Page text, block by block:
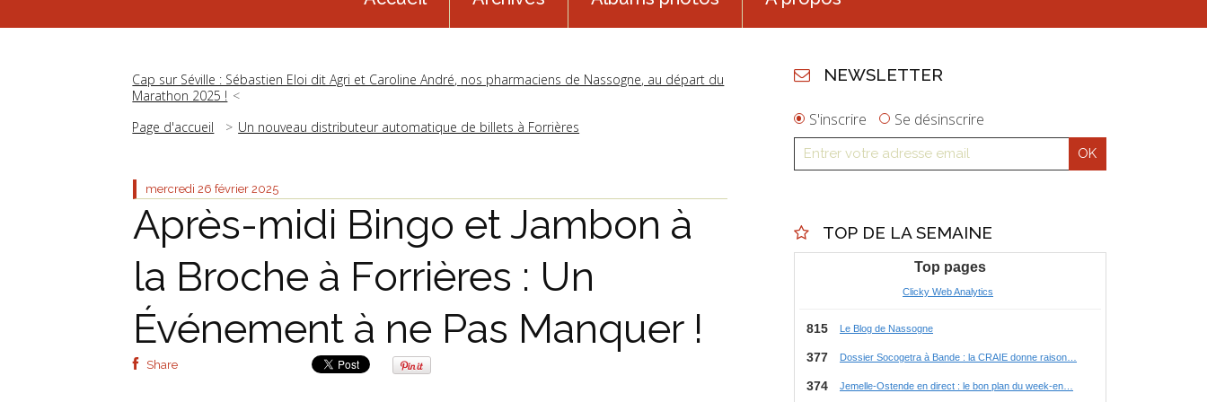
Cap sur Séville : Sébastien Eloi dit Agri et Caroline André, nos pharmaciens de Nassogne, au départ du
Marathon 2025 !
Page d'accueil
Un nouveau distributeur automatique de billets à Forrières
mercredi 26 février 2025
Après-midi Bingo et Jambon à
la Broche à Forrières : Un
Événement à ne Pas Manquer !
Share
NEWSLETTER
S'inscrire Se désinscrire
TOP DE LA SEMAINE